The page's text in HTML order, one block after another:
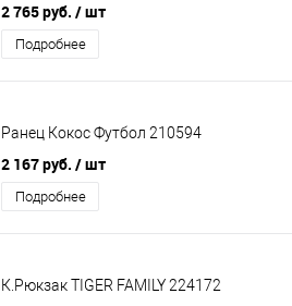
2 765 руб. / шт
Подробнее
Ранец Кокос Футбол 210594
2 167 руб. / шт
Подробнее
К.Рюкзак TIGER FAMILY 224172